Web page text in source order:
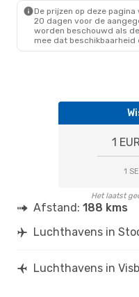
Direct
STO - VBY
Scandinavian Airlines
Direct
VBY- STO
Direct
Scandinavian Airlines
De prijzen op deze
20 dagen voor de
worden beschouwd als
mee dat beschikbaarheid
1
1
Het laatst
Afstand: 188 kms
Luchthavens in
Luchthavens in